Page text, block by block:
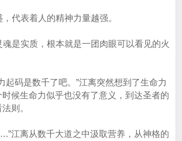
代表着人的精神力量越强。
是实质，根本就是一团肉眼可以看见的火
起码是数千了吧。”江离突然想到了生命力
候生命力似乎也没有了意义，到达圣者的
则。
离从数千大道之中汲取营养，从神格的